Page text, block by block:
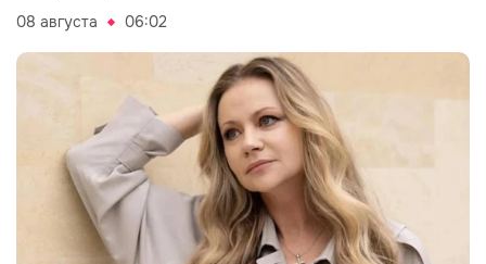
08 августа 06:02